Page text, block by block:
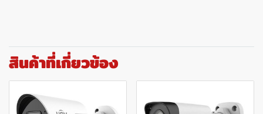
สินค้าที่เกี่ยวข้อง